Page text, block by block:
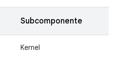
Subcomponente
Kernel